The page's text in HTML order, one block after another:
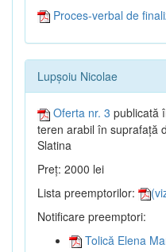
Proces-verbal de
Lupșoiu Nicolae
Oferta nr. 3 publicată
teren arabil în suprafață
Slatina
Preț: 2000 lei
Lista preemptorilor:
Notificare preemptori:
Tolică Elena